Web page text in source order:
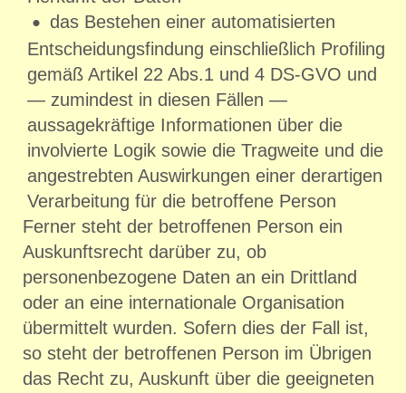
das Bestehen einer automatisierten
Entscheidungsfindung einschließlich Profiling
gemäß Artikel 22 Abs.1 und 4 DS-GVO und
— zumindest in diesen Fällen —
aussagekräftige Informationen über die
involvierte Logik sowie die Tragweite und die
angestrebten Auswirkungen einer derartigen
Verarbeitung für die betroffene Person
Ferner steht der betroffenen Person ein
Auskunftsrecht darüber zu, ob
personenbezogene Daten an ein Drittland
oder an eine internationale Organisation
übermittelt wurden. Sofern dies der Fall ist,
so steht der betroffenen Person im Übrigen
das Recht zu, Auskunft über die geeigneten